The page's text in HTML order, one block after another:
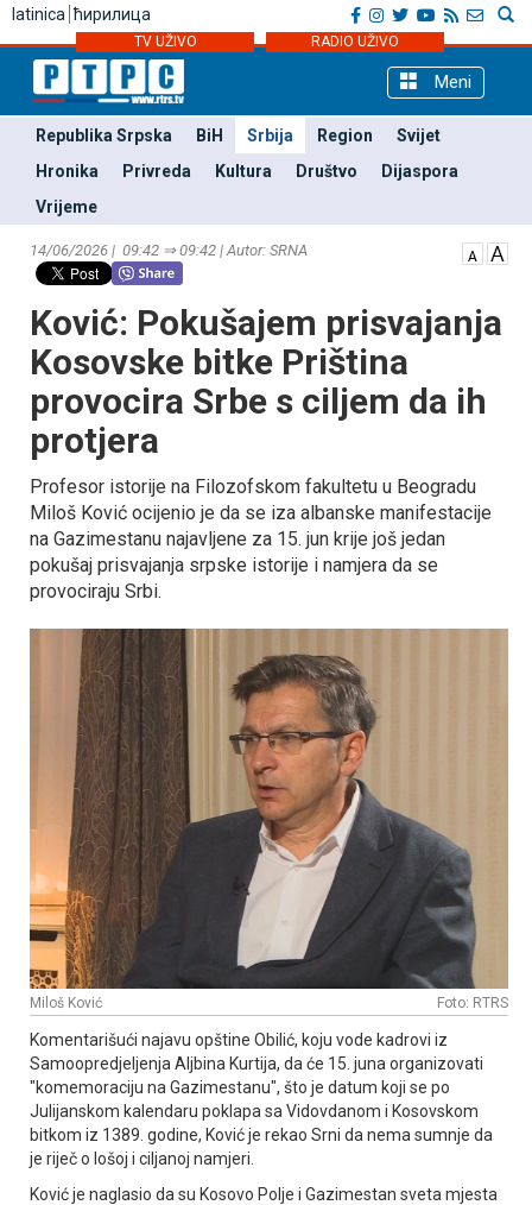
latinica ћирилица
TV UŽIVO RADIO UŽIVO
Meni
Republika Srpska BiH Srbija Region
Svijet
Hronika
Privreda Kultura Društvo
Dijaspora
Vrijeme
14/06/2026 | 09:42 ⇒ 09:42 | Autor: SRNA
Ković: Pokušajem prisvajanja
Kosovske bitke Priština
provocira Srbe s ciljem da ih
protjera
Profesor istorije na Filozofskom fakultetu u Beogradu
Miloš Ković ocijenio je da se iza albanske manifestacije
na Gazimestanu najavljene za 15. jun krije još jedan
pokušaj prisvajanja srpske istorije i namjera da se
provociraju Srbi.
Miloš Ković Foto: RTRS
Komentarišući najavu opštine Obilić, koju vode kadrovi iz
Samoopredjeljenja Aljbina Kurtija, da će 15. juna organizovati
"komemoraciju na Gazimestanu", što je datum koji se po
Јulijanskom kalendaru poklapa sa Vidovdanom i Kosovskom
bitkom iz 1389. godine, Ković je rekao Srni da nema sumnje da
je riječ o lošoj i ciljanoj namjeri.
Ković je naglasio da su Kosovo Polje i Gazimestan sveta mjesta